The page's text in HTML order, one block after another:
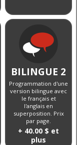
BILINGUE 2
Programmation d'une
version bilingue avec
le français et
l'anglais en
superposition. Prix
par page.
+ 40.00 $ et
plus